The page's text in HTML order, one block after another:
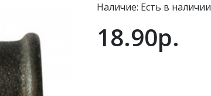
Наличие: Есть в наличии
18.90р.